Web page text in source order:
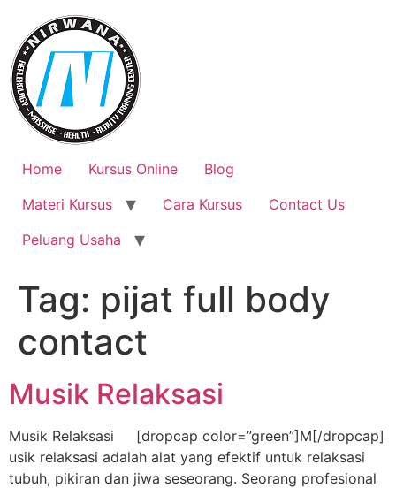
content
Home Kursus Online
Blog
Materi Kursus
Cara Kursus
Contact Us
Peluang Usaha
Tag: pijat full body
contact
Musik Relaksasi
Musik Relaksasi [dropcap color=”green”]M[/dropcap]
usik relaksasi adalah alat yang efektif untuk relaksasi
tubuh, pikiran dan jiwa seseorang. Seorang profesional